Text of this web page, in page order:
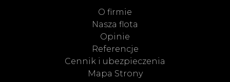
O firmie
Nasza flota
Opinie
Referencje
Cennik i ubezpieczenia
Mapa Strony